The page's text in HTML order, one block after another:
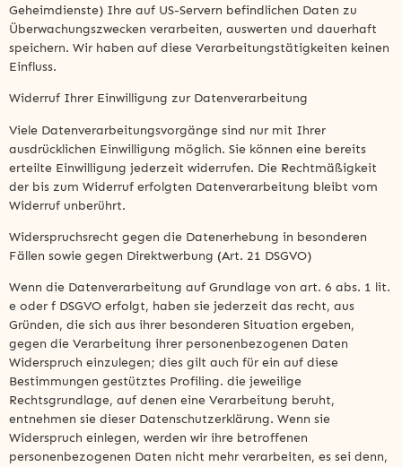
Geheimdienste) Ihre auf US-Servern befindlichen Daten zu
Überwachungszwecken verarbeiten, auswerten und dauerhaft
speichern. Wir haben auf diese Verarbeitungstätigkeiten keinen
Einfluss.
Widerruf Ihrer Einwilligung zur Datenverarbeitung
Viele Datenverarbeitungsvorgänge sind nur mit Ihrer
ausdrücklichen Einwilligung möglich. Sie können eine bereits
erteilte Einwilligung jederzeit widerrufen. Die Rechtmäßigkeit
der bis zum Widerruf erfolgten Datenverarbeitung bleibt vom
Widerruf unberührt.
Widerspruchsrecht gegen die Datenerhebung in besonderen
Fällen sowie gegen Direktwerbung (Art. 21 DSGVO)
Wenn die Datenverarbeitung auf Grundlage von art. 6 abs. 1 lit.
e oder f DSGVO erfolgt, haben sie jederzeit das recht, aus
Gründen, die sich aus ihrer besonderen Situation ergeben,
gegen die Verarbeitung ihrer personenbezogenen Daten
Widerspruch einzulegen; dies gilt auch für ein auf diese
Bestimmungen gestütztes Profiling. die jeweilige
Rechtsgrundlage, auf denen eine Verarbeitung beruht,
entnehmen sie dieser Datenschutzerklärung. Wenn sie
Widerspruch einlegen, werden wir ihre betroffenen
personenbezogenen Daten nicht mehr verarbeiten, es sei denn,